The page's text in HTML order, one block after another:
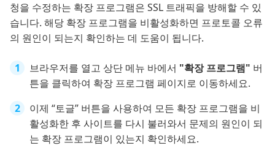
청을 수정하는 확장 프로그램은 SSL 트래픽을 방해할 수 있
습니다. 해당 확장 프로그램을 비활성화하면 프로토콜 오류
의 원인이 되는지 확인하는 데 도움이 됩니다.
브라우저를 열고 상단 메뉴 바에서 "확장 프로그램" 버
튼을 클릭하여 확장 프로그램 페이지로 이동하세요.
이제 “토글” 버튼을 사용하여 모든 확장 프로그램을 비
활성화한 후 사이트를 다시 불러와서 문제의 원인이 되
는 확장 프로그램이 있는지 확인하세요.